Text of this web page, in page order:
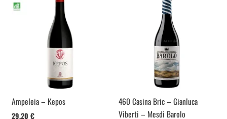
Ampeleia – Kepos
29,20€
460 Casina Bric – Gianluca
Viberti – Mesdi Barolo